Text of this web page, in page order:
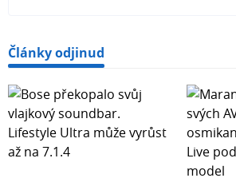
Články odjinud